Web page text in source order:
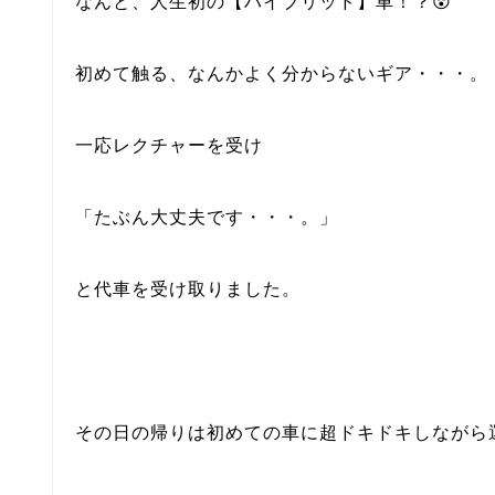
初めて触る、なんかよく分からないギア・・・。
一応レクチャーを受け
「たぶん大丈夫です・・・。」
と代車を受け取りました。
その日の帰りは初めての車に超ドキドキしながら